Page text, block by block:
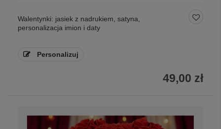
Walentynki: jasiek z nadrukiem, satyna,
personalizacja imion i daty
Personalizuj
49,00 zł